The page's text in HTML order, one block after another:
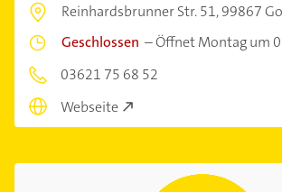
Reinhardsbrunner Str. 51,99867
Geschlossen –Öffnet Montag um
03621 75 68 52
Webseite